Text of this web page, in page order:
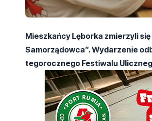
Mieszkańcy Lęborka zmierzyli
Samorządowca”. Wydarzenie
tegorocznego Festiwalu